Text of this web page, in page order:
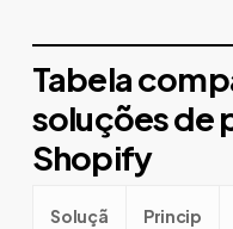
Tabela
soluções de
Shopify
Soluçã
Princip